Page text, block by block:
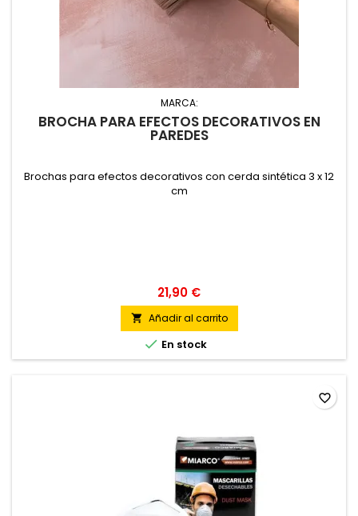
MARCA:
BROCHA PARA EFECTOS DECORATIVOS EN
PAREDES
Brochas para efectos decorativos con cerda sintética 3 x 12
cm
21,90 €
 Añadir al carrito
 En stock
favorite_border